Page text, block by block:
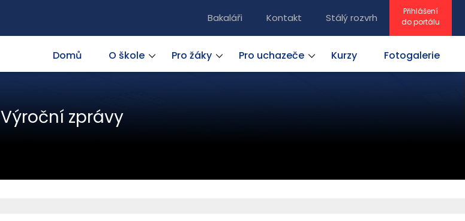
Přihlášení
do portálu
Bakaláři Kontakt Stálý rozvrh
Domů O škole Pro žáky Pro uchazeče Kurzy Fotogalerie
Výroční zprávy